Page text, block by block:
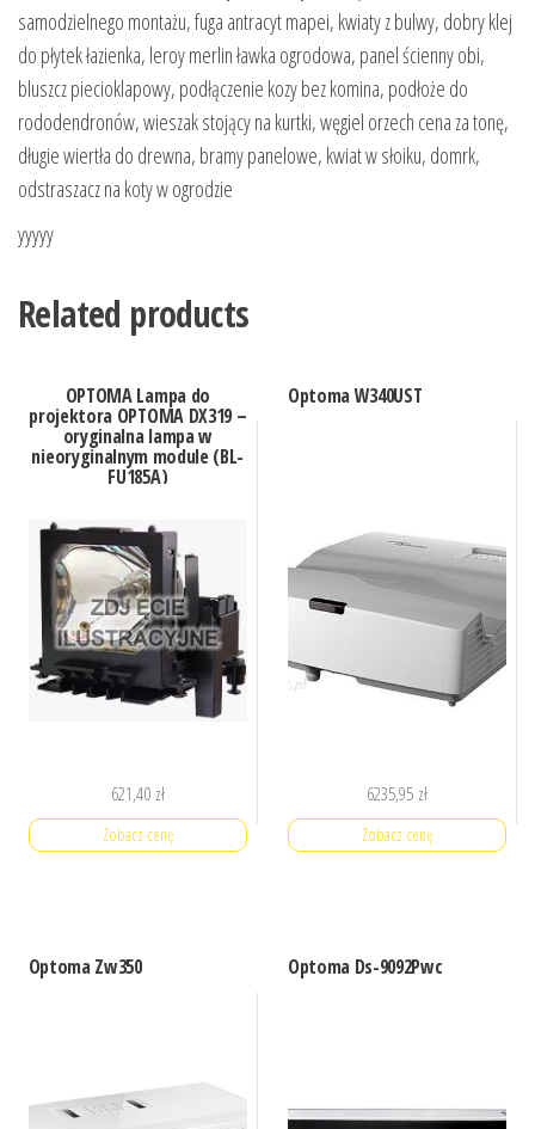
samodzielnego montażu, fuga antracyt mapei, kwiaty z bulwy, dobry klej
do płytek łazienka, leroy merlin ławka ogrodowa, panel ścienny obi,
bluszcz piecioklapowy, podłączenie kozy bez komina, podłoże do
rododendronów, wieszak stojący na kurtki, węgiel orzech cena za tonę,
długie wiertła do drewna, bramy panelowe, kwiat w słoiku, domrk,
odstraszacz na koty w ogrodzie
yyyyy
Related products
OPTOMA Lampa do
projektora OPTOMA DX319 –
oryginalna lampa w
nieoryginalnym module (BL-
FU185A)
621,40 zł
Zobacz cenę
Optoma W340UST
6235,95 zł
Zobacz cenę
Optoma Zw350 Optoma Ds-9092Pwc